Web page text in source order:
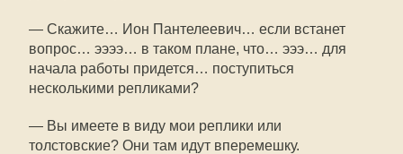
— Скажите… Ион Пантелеевич… если встанет
вопрос… ээээ… в таком плане, что… эээ… для
начала работы придется… поступиться
несколькими репликами?
— Вы имеете в виду мои реплики или
толстовские? Они там идут вперемешку.